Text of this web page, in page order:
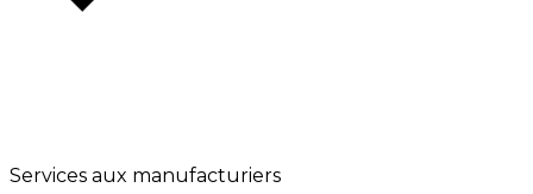
Services aux manufacturiers